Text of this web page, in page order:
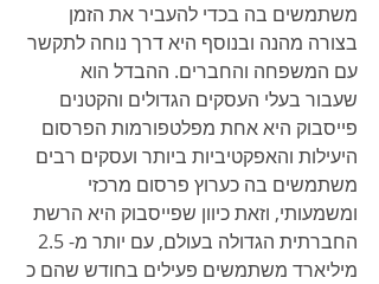
משתמשים בה בכדי להעביר את הזמן
בצורה מהנה ובנוסף היא דרך נוחה לתקשר
עם המשפחה והחברים. ההבדל הוא
שעבור בעלי העסקים הגדולים והקטנים
פייסבוק היא אחת מפלטפורמות הפרסום
היעילות והאפקטיביות ביותר ועסקים רבים
משתמשים בה כערוץ פרסום מרכזי
ומשמעותי, וזאת כיוון שפייסבוק היא הרשת
מיליארד משתמשים פעילים בחודש שהם כ